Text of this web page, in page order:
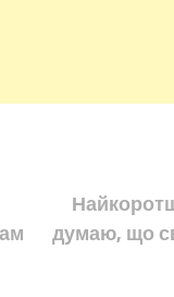
думаю, що